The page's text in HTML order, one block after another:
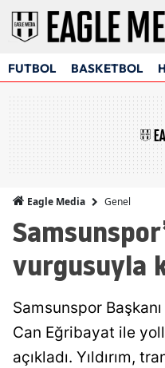
FUTBOL BASKETBOL
Eagle Media Genel
vurgusuyla
Samsunspor Başkanı
Can Eğribayat ile
açıkladı. Yıldırım,